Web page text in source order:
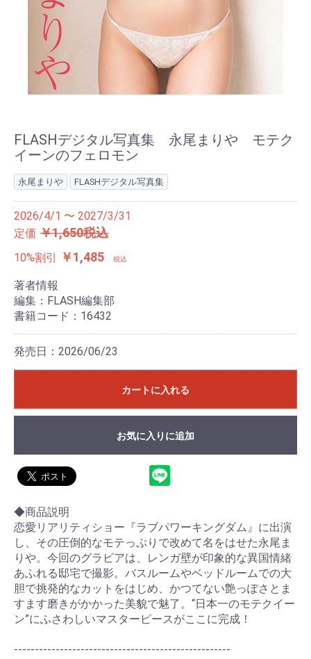
FLASHデジタル写真集 永尾まりや モテク
イーンのフェロモン
永尾まりや FLASHデジタル写真集
2026/4/1 〜 2027/3/31
定価 ￥1,650税込
10%割引 ￥1,485 税込
著者情報
編集：FLASH編集部
書籍コード：16432
発売日：2026/06/23
カートに入れる
お気に入りに追加
◆商品説明
恋愛リアリティショー『ラブパワーキングダム』に出演
し、その圧倒的なモテっぷりで改めて名をはせた永尾ま
りや。今回のグラビアは、レンガ壁が印象的な異国情緒
あふれる邸宅で撮影。バスルームやベッドルームでの大
胆で挑発的なカットをはじめ、かつてない艶っぽさとま
すます磨きがかかった美貌で魅了。“日本一のモテクイー
ン”にふさわしいマスターピースがここに完成！
----------------------------------------------------